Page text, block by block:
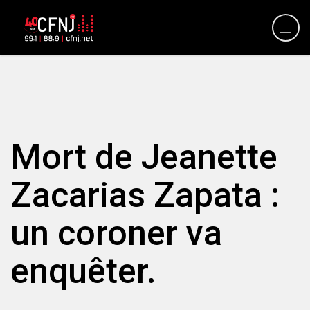
Mort de Jeanette
Zacarias Zapata :
un coroner va
enquêter.